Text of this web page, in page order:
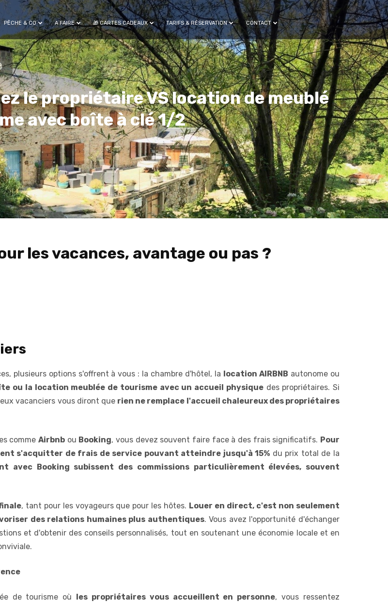
PÊCHE & CO A FAIRE 🎁 CARTES CADEAUX TARIFS & RÉSERVATION CONTACT
le propriétaire VS location de meublé
avec boîte à clé 1/2
les vacances, avantage ou pas ?
plusieurs options s'offrent à vous : la chambre d'hôtel, la location AIRBNB autonome ou
ou la location meublée de tourisme avec un accueil physiquedes propriétaires. Si
vacanciers vous diront que rien ne remplace l'accueil chaleureux des propriétaires
comme Airbnb ou Booking, vous devez souvent faire face à des frais significatifs. Pour
s'acquitter de frais de service pouvant atteindre jusqu'à 15% du prix total de la
avec Booking subissent des commissions particulièrement élevées, souvent
, tant pour les voyageurs que pour les hôtes. Louer en direct, c'est non seulement
des relations humaines plus authentiques. Vous avez l'opportunité d'échanger
et d'obtenir des conseils personnalisés, tout en soutenant une économie locale et en
de tourisme où les propriétaires vous accueillent en personne, vous ressentez